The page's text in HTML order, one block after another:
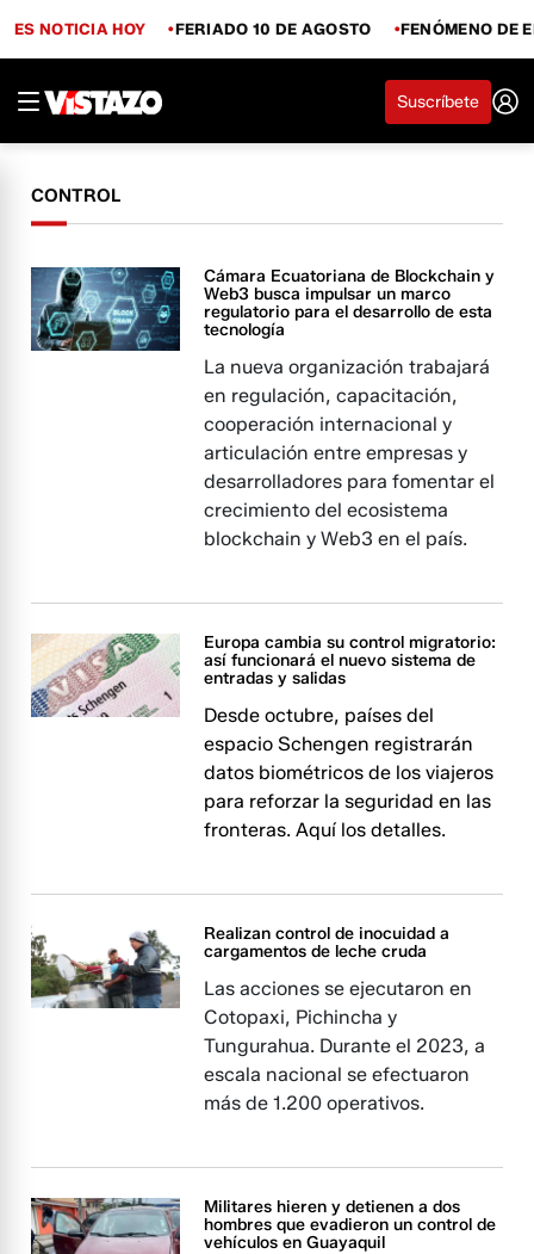
ES NOTICIA HOY FERIADO 10 DE AGOSTO FENÓMENO DE
Suscríbete
CONTROL
Cámara Ecuatoriana de Blockchain y
Web3 busca impulsar un marco
regulatorio para el desarrollo de esta
tecnología
La nueva organización trabajará
en regulación, capacitación,
cooperación internacional y
articulación entre empresas y
desarrolladores para fomentar el
crecimiento del ecosistema
blockchain y Web3 en el país.
Europa cambia su control migratorio:
así funcionará el nuevo sistema de
entradas y salidas
Desde octubre, países del
espacio Schengen registrarán
datos biométricos de los viajeros
para reforzar la seguridad en las
fronteras. Aquí los detalles.
Realizan control de inocuidad a
cargamentos de leche cruda
Las acciones se ejecutaron en
Cotopaxi, Pichincha y
Tungurahua. Durante el 2023, a
escala nacional se efectuaron
más de 1.200 operativos.
Militares hieren y detienen a dos
hombres que evadieron un control de
vehículos en Guayaquil